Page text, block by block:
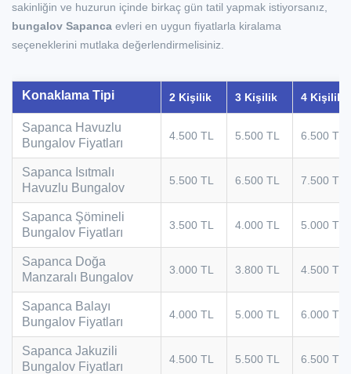
sakinliğin ve huzurun içinde birkaç gün tatil yapmak istiyorsanız,
bungalov Sapanca evleri en uygun fiyatlarla kiralama
seçeneklerini mutlaka değerlendirmelisiniz.
Konaklama Tipi 2 Kişilik 3 Kişilik 4 Kişilik
Sapanca Havuzlu
Bungalov Fiyatları
4.500 TL 5.500 TL 6.500 TL
Sapanca Isıtmalı
Havuzlu Bungalov
5.500 TL 6.500 TL 7.500 TL
Sapanca Şömineli
Bungalov Fiyatları
3.500 TL 4.000 TL 5.000 TL
Sapanca Doğa
Manzaralı Bungalov
3.000 TL 3.800 TL 4.500 TL
Sapanca Balayı
Bungalov Fiyatları
4.000 TL 5.000 TL 6.000 TL
Sapanca Jakuzili
Bungalov Fiyatları
4.500 TL 5.500 TL 6.500 TL